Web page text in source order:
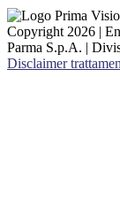
Copyright 2026 |
Parma S.p.A. |
Disclaimer